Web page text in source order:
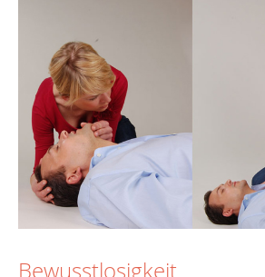
Bewusstlosigkeit